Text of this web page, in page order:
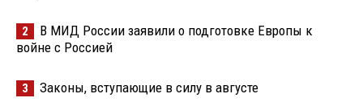
2
В МИД России заявили о подготовке Европы к
войне с Россией
3 Законы, вступающие в силу в августе